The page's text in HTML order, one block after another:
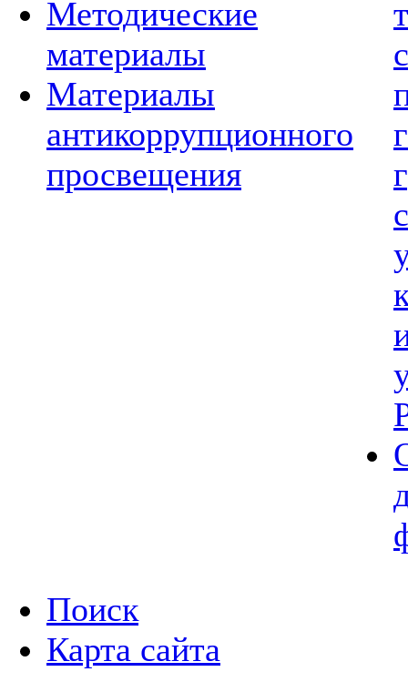
Методические
материалы
Материалы
антикоррупционного
просвещения
Поиск
Карта сайта